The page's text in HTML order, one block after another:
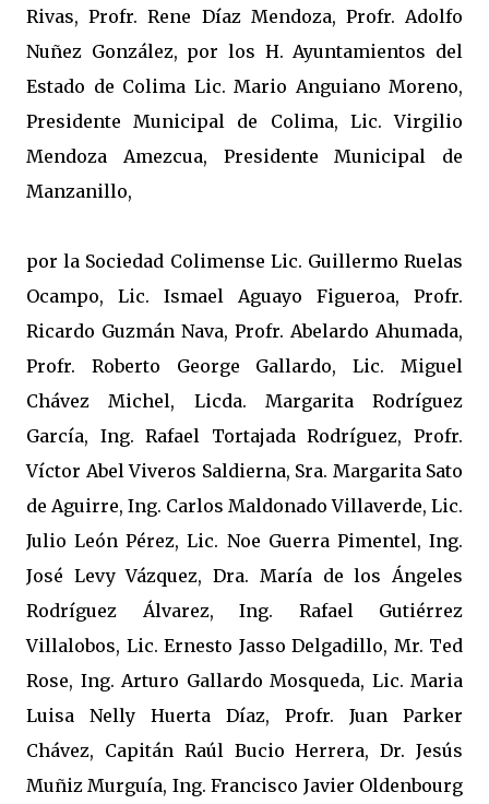
Rivas, Profr. Rene Díaz Mendoza, Profr. Adolfo
Nuñez González, por los H. Ayuntamientos del
Estado de Colima Lic. Mario Anguiano Moreno,
Presidente Municipal de Colima, Lic. Virgilio
Mendoza Amezcua, Presidente Municipal de
Manzanillo,
por la Sociedad Colimense Lic. Guillermo Ruelas
Ocampo, Lic. Ismael Aguayo Figueroa, Profr.
Ricardo Guzmán Nava, Profr. Abelardo Ahumada,
Profr. Roberto George Gallardo, Lic. Miguel
Chávez Michel, Licda. Margarita Rodríguez
García, Ing. Rafael Tortajada Rodríguez, Profr.
Víctor Abel Viveros Saldierna, Sra. Margarita Sato
de Aguirre, Ing. Carlos Maldonado Villaverde, Lic.
Julio León Pérez, Lic. Noe Guerra Pimentel, Ing.
José Levy Vázquez, Dra. María de los Ángeles
Rodríguez Álvarez, Ing. Rafael Gutiérrez
Villalobos, Lic. Ernesto Jasso Delgadillo, Mr. Ted
Rose, Ing. Arturo Gallardo Mosqueda, Lic. Maria
Luisa Nelly Huerta Díaz, Profr. Juan Parker
Chávez, Capitán Raúl Bucio Herrera, Dr. Jesús
Muñiz Murguía, Ing. Francisco Javier Oldenbourg